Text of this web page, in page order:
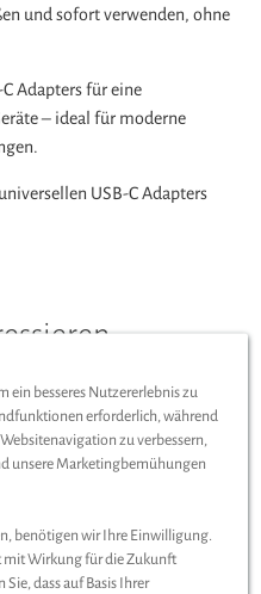
und sofort verwenden, ohne
Adapters für eine
– ideal für moderne
USB-C Adapters
gekauft
ein besseres Nutzererlebnis zu
erforderlich, während
zu verbessern,
unsere Marketingbemühungen
benötigen wir Ihre Einwilligung.
mit Wirkung für die Zukunft
dass auf Basis Ihrer